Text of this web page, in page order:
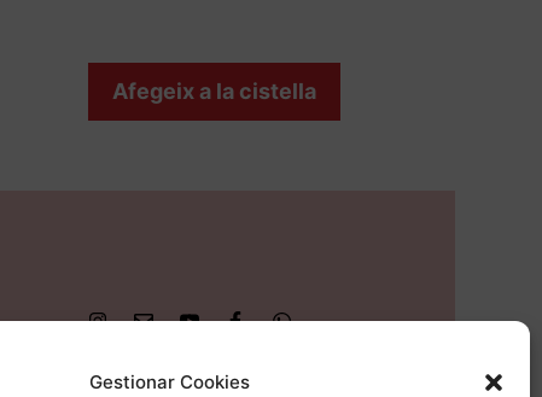
Gestionar Cookies
Afegeix a la cistella